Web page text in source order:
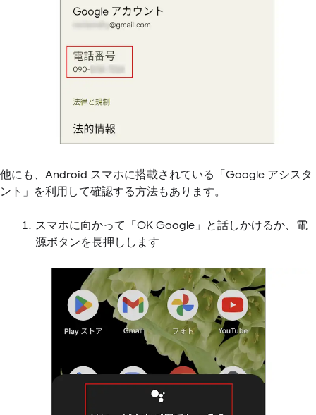
他にも、Android スマホに搭載されている「Google アシスタ
ント」を利用して確認する方法もあります。
スマホに向かって「OK Google」と話しかけるか、電
源ボタンを長押しします